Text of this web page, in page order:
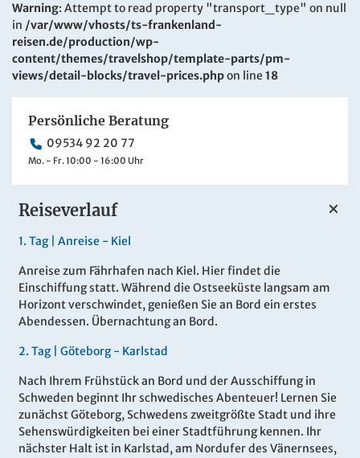
Reiseverlauf
1. Tag | Anreise - Kiel
Anreise zum Fährhafen nach Kiel. Hier findet die
Einschiffung statt. Während die Ostseeküste langsam am
Horizont verschwindet, genießen Sie an Bord ein erstes
Abendessen. Übernachtung an Bord.
2. Tag | Göteborg - Karlstad
Nach Ihrem Frühstück an Bord und der Ausschiffung in
Schweden beginnt Ihr schwedisches Abenteuer! Lernen Sie
zunächst Göteborg, Schwedens zweitgrößte Stadt und ihre
Sehenswürdigkeiten bei einer Stadtführung kennen. Ihr
nächster Halt ist in Karlstad, am Nordufer des Vänernsees,
Warning: Attempt to read property "transport_type" on null
in /var/www/vhosts/ts-frankenland-
reisen.de/production/wp-
content/themes/travelshop/template-parts/pm-
views/detail-blocks/travel-prices.phpon line 18
Persönliche Beratung
09534 92 20 77
Mo. - Fr. 10:00 - 16:00 Uhr